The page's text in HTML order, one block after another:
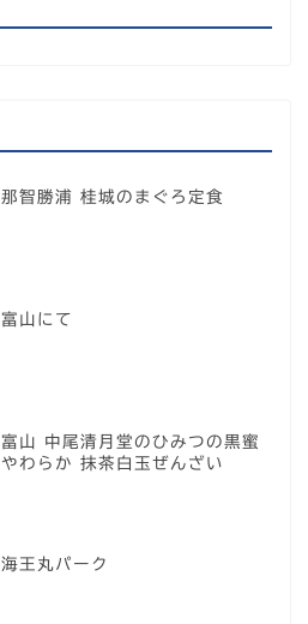
那智勝浦 桂城のまぐろ定食
富山にて
富山 中尾清月堂のひみつの黒蜜
やわらか 抹茶白玉ぜんざい
海王丸パーク